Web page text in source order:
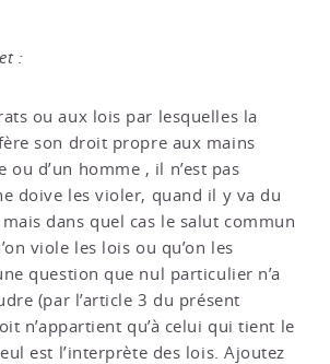
:
ou aux lois par lesquelles la
son droit propre aux mains
ou d’un homme , il n’est pas
doive les violer, quand il y va du
dans quel cas le salut commun
viole les lois ou qu’on les
question que nul particulier n’a
(par l’article 3 du présent
n’appartient qu’à celui qui tient le
est l’interprète des lois. Ajoutez